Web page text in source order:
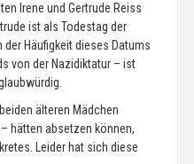
Irene und Gertrude Reiss
ist als Todestag der
der Häufigkeit dieses Datums
von der Nazidiktatur – ist
älteren Mädchen
hätten absetzen können,
Leider hat sich diese